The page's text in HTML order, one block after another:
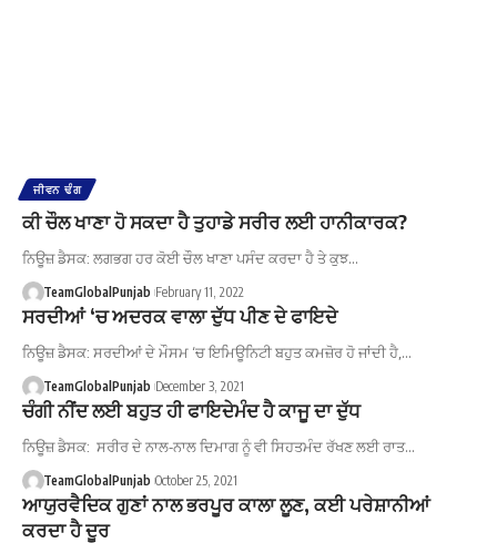
ਜੀਵਨ ਢੰਗ
ਕੀ ਚੌਲ ਖਾਣਾ ਹੋ ਸਕਦਾ ਹੈ ਤੁਹਾਡੇ ਸਰੀਰ ਲਈ ਹਾਨੀਕਾਰਕ?
ਨਿਊਜ਼ ਡੈਸਕ: ਲਗਭਗ ਹਰ ਕੋਈ ਚੌਲ ਖਾਣਾ ਪਸੰਦ ਕਰਦਾ ਹੈ ਤੇ ਕੁਝ…
TeamGlobalPunjab February 11, 2022
ਸਰਦੀਆਂ ‘ਚ ਅਦਰਕ ਵਾਲਾ ਦੁੱਧ ਪੀਣ ਦੇ ਫਾਇਦੇ
ਨਿਊਜ਼ ਡੈਸਕ: ਸਰਦੀਆਂ ਦੇ ਮੌਸਮ ‘ਚ ਇਮਿਊਨਿਟੀ ਬਹੁਤ ਕਮਜ਼ੋਰ ਹੋ ਜਾਂਦੀ ਹੈ,…
TeamGlobalPunjab December 3, 2021
ਚੰਗੀ ਨੀਂਦ ਲਈ ਬਹੁਤ ਹੀ ਫਾਇਦੇਮੰਦ ਹੈ ਕਾਜੂ ਦਾ ਦੁੱਧ
ਨਿਊਜ਼ ਡੈਸਕ: ਸਰੀਰ ਦੇ ਨਾਲ-ਨਾਲ ਦਿਮਾਗ ਨੂੰ ਵੀ ਸਿਹਤਮੰਦ ਰੱਖਣ ਲਈ ਰਾਤ…
TeamGlobalPunjab October 25, 2021
ਆਯੁਰਵੈਦਿਕ ਗੁਣਾਂ ਨਾਲ ਭਰਪੂਰ ਕਾਲਾ ਲੂਣ, ਕਈ ਪਰੇਸ਼ਾਨੀਆਂ
ਕਰਦਾ ਹੈ ਦੂਰ